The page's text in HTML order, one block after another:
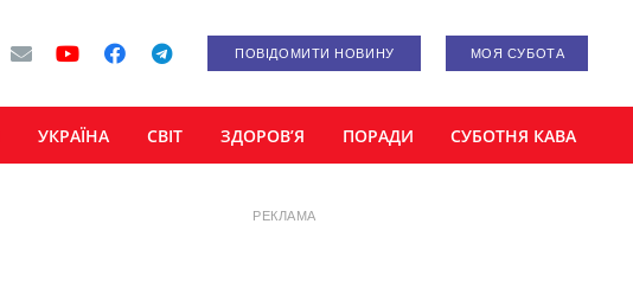
ПОВІДОМИТИ НОВИНУ МОЯ СУБОТА
УКРАЇНА СВІТ ЗДОРОВ’Я ПОРАДИ СУБОТНЯ КАВА
РЕКЛАМА